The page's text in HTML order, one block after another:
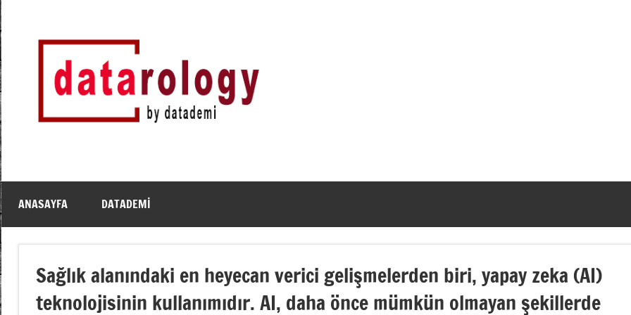
İçeriğe
geç
DATArology
by
datademi
DATA-
ANASAYFA DATADEMI
Sağlık alanındaki en heyecan verici gelişmelerden biri, yapay zeka (AI)
teknolojisinin kullanımıdır. AI, daha önce mümkün olmayan şekillerde